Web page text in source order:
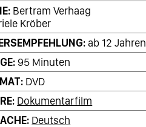
Bertram Verhaag
Kröber
ab 12 Jahren
95 Minuten
DVD
Dokumentarfilm
Deutsch